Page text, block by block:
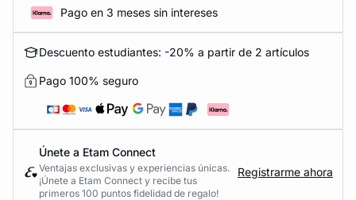
Pago en 3 meses sin intereses
Descuento estudiantes: -20% a partir de 2 artículos
Pago 100% seguro
Únete a Etam Connect
Ventajas exclusivas y experiencias únicas.
¡Únete a Etam Connect y recibe tus
primeros 100 puntos fidelidad de regalo!
Registrarme ahora